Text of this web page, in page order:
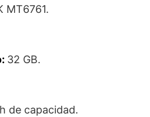
MT6761.
32 GB.
de capacidad.